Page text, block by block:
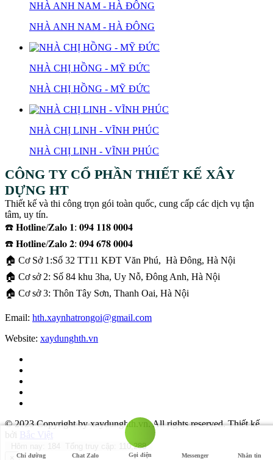
NHÀ ANH NAM - HÀ ĐÔNG
NHÀ ANH NAM - HÀ ĐÔNG
NHÀ CHỊ HỒNG - MỸ ĐỨC
NHÀ CHỊ HỒNG - MỸ ĐỨC
NHÀ CHỊ LINH - VĨNH PHÚC
NHÀ CHỊ LINH - VĨNH PHÚC
CÔNG TY CỔ PHẦN THIẾT KẾ XÂY
DỰNG HT
Thiết kế và thi công trọn gói toàn quốc, cung cấp các dịch vụ tận
tâm, uy tín.
☎️ 𝐇𝐨𝐭𝐥𝐢𝐧𝐞/𝐙𝐚𝐥𝐨 𝟏: 𝟎𝟗𝟒 𝟏𝟏𝟖 𝟎𝟎𝟎𝟒
☎️ 𝐇𝐨𝐭𝐥𝐢𝐧𝐞/𝐙𝐚𝐥𝐨 𝟐: 𝟎𝟗𝟒 𝟔𝟕𝟖 𝟎𝟎𝟎𝟒
🏠 Cơ Sở 1:Số 32 TT11 KĐT Văn Phú, Hà Đông, Hà Nội
🏠 Cơ sở 2: Số 84 khu 3ha, Uy Nỗ, Đông Anh, Hà Nội
🏠 Cơ sở 3: Thôn Tây Sơn, Thanh Oai, Hà Nội
Email: hth.xaynhatrongoi@gmail.com
Website: xaydunghth.vn
© 2023 Copyright by xaydunghth.vn. All rights reserved.Thiết kế
bởi Bắc Việt
Hôm nay: 184 Tổng truy cập: 110,288
Chỉ đường Chat Zalo Gọi điện Messenger Nhắn tin
×